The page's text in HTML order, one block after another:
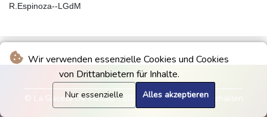
Wir verwenden essenzielle Cookies und Cookies
von Drittanbietern für Inhalte.
Nur essenzielle Alles akzeptieren
R.Espinoza--LGdM
© La Gaceta De Mexico - 2026 - Alle Rechte vorbehalten